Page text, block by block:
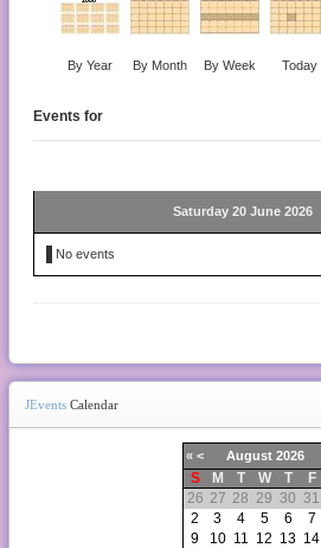
By Year By Month By Week Today
Events for
Saturday 20 June 2026
No events
JEvents Calendar
« < August 2026
S M T W T F
26 27 28 29 30 31
2
3 4 5 6 7
9
10 11 12 13 14